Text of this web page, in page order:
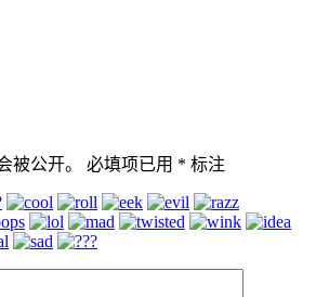
被公开。 必填项已用 * 标注